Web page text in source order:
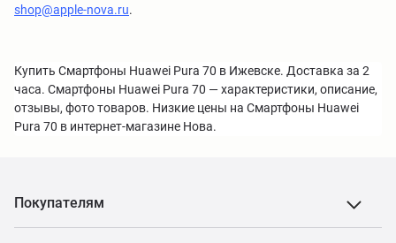
shop@apple-nova.ru.
Купить Смартфоны Huawei Pura 70 в Ижевске. Доставка за 2
часа. Смартфоны Huawei Pura 70 — характеристики, описание,
отзывы, фото товаров. Низкие цены на Смартфоны Huawei
Pura 70 в интернет-магазине Нова.
Покупателям